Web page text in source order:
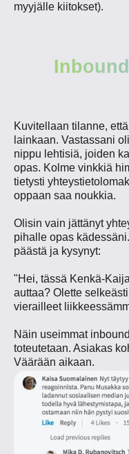
myyjälle kiitokset).
Kuvitellaan tilanne,
lainkaan. Vastassani
nippu lehtisiä, joiden
opas. Kolme vinkkiä
tietysti
oppaan saa noukkia.
Olisin vain jättänyt
pihalle opas
päästä ja kysynyt:
"Hei, tässä Kenkä-
auttaa? Olette
vierailleet
Näin useimmat
toteutetaan. Asiakas
Väärään aikaan.